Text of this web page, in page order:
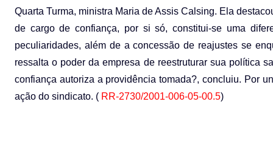
Quarta Turma, ministra Maria de Assis Calsing. Ela
de cargo de confiança, por si só, constitui-se uma
peculiaridades, além de a concessão de reajustes se
ressalta o poder da empresa de reestruturar sua política
confiança autoriza a providência tomada?, concluiu. Por
ação do sindicato. ( RR-2730/2001-006-05-00.5)